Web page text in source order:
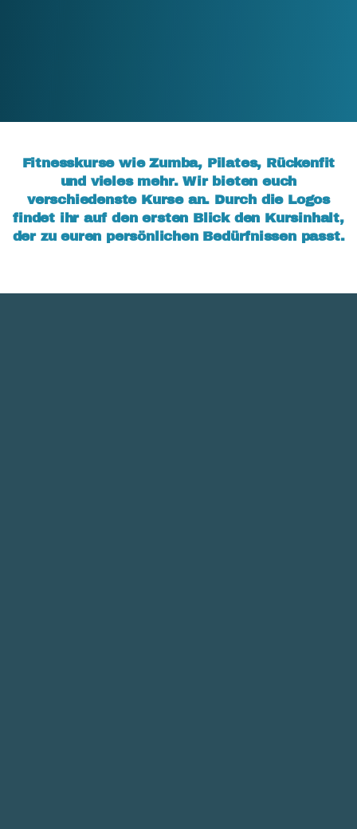
Fitnesskurse wie Zumba, Pilates, Rückenfit
und vieles mehr. Wir bieten euch
verschiedenste Kurse an. Durch die Logos
findet ihr auf den ersten Blick den Kursinhalt,
der zu euren persönlichen Bedürfnissen passt.